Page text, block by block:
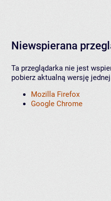
Niewspierana
Ta przeglądarka nie jest
pobierz aktualną wersję
Mozilla Firefox
Google Chrome